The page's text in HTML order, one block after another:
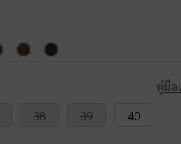
คู่มือ
38 39 40